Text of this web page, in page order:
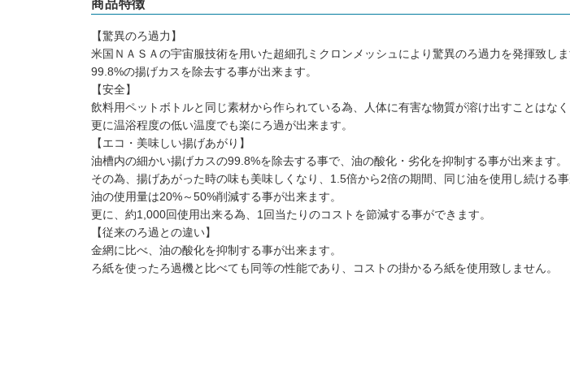
商品特徴
【驚異のろ過力】
米国ＮＡＳＡの宇宙服技術を用いた超細孔ミクロンメッシュにより驚異のろ過力を発揮致しま
99.8%の揚げカスを除去する事が出来ます。
【安全】
飲料用ペットボトルと同じ素材から作られている為、人体に有害な物質が溶け出すことはなく
更に温浴程度の低い温度でも楽にろ過が出来ます。
【エコ・美味しい揚げあがり】
油槽内の細かい揚げカスの99.8%を除去する事で、油の酸化・劣化を抑制する事が出来ます。
その為、揚げあがった時の味も美味しくなり、1.5倍から2倍の期間、同じ油を使用し続ける事
油の使用量は20%～50%削減する事が出来ます。
更に、約1,000回使用出来る為、1回当たりのコストを節減する事ができます。
【従来のろ過との違い】
金網に比べ、油の酸化を抑制する事が出来ます。
ろ紙を使ったろ過機と比べても同等の性能であり、コストの掛かるろ紙を使用致しません。